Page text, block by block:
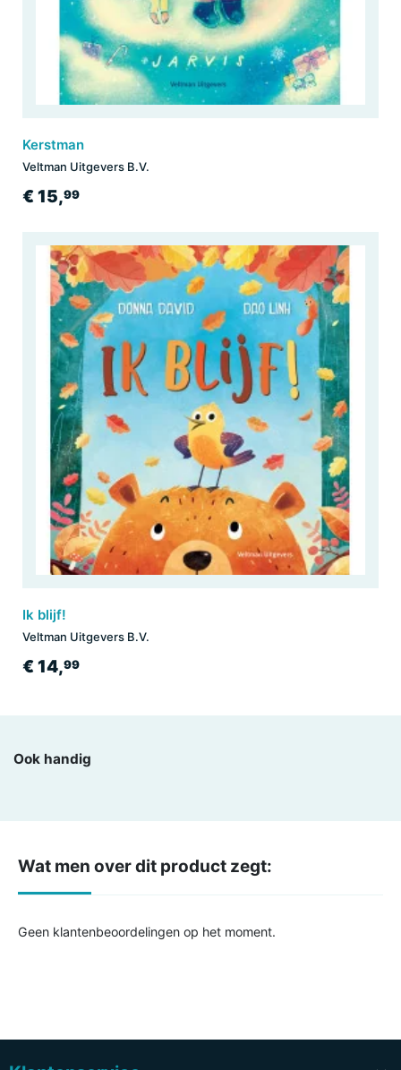
Kerstman
Veltman Uitgevers B.V.
€ 15,99
Ik blijf!
Veltman Uitgevers B.V.
€ 14,99
Ook handig
Wat men over dit product zegt:
Geen klantenbeoordelingen op het moment.